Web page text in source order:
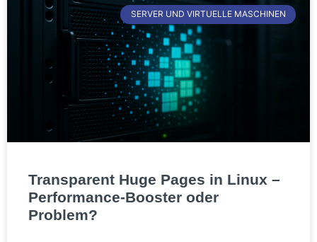
SERVER UND VIRTUELLE MASCHINEN
Transparent Huge Pages in Linux –
Performance-Booster oder
Problem?